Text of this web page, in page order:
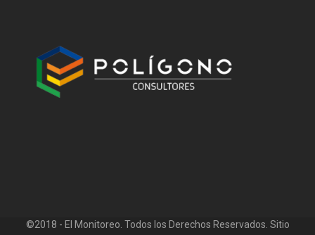
©2018 - El Monitoreo. Todos los Derechos Reservados. Sitio